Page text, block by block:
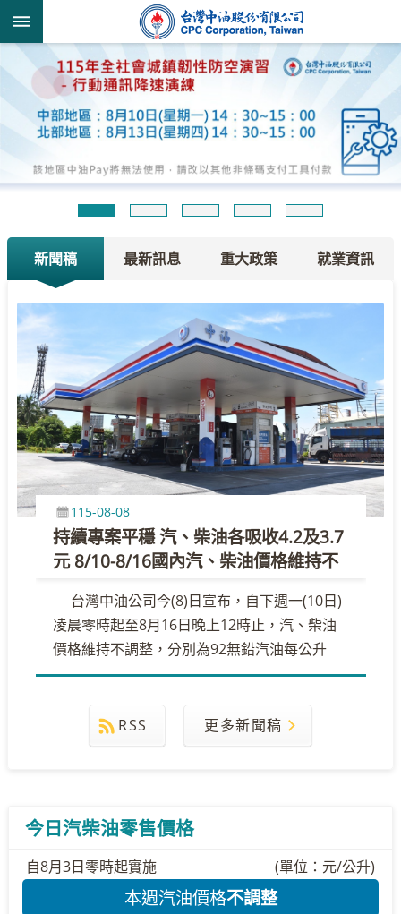
跳到主要內容區塊
新聞稿 最新訊息 重大政策 就業資訊
持續專案平穩 汽、柴油各吸收4.2及3.7
元 8/10-8/16國內汽、柴油價格維持不
115-08-08
台灣中油公司今(8)日宣布，自下週一(10日)
凌晨零時起至8月16日晚上12時止，汽、柴油
價格維持不調整，分別為92無鉛汽油每公升
30.5元、95無鉛汽油每公升32.0元、98無鉛汽
&n ...更多 RSS 更多新聞稿
今日汽柴油零售價格
自8月3日零時起實施 (單位：元/公升)
本週汽油價格不調整